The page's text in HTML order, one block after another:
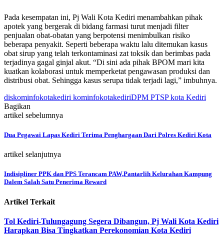
Pada kesempatan ini, Pj Wali Kota Kediri menambahkan pihak
apotek yang bergerak di bidang farmasi turut menjadi filter
penjualan obat-obatan yang berpotensi menimbulkan risiko
beberapa penyakit. Seperti beberapa waktu lalu ditemukan kasus
obat sirup yang telah terkontaminasi zat toksik dan berimbas pada
terjadinya gagal ginjal akut. “Di sini ada pihak BPOM mari kita
kuatkan kolaborasi untuk memperketat pengawasan produksi dan
distribusi obat. Sehingga kasus serupa tidak terjadi lagi,” imbuhnya.
diskominfokotakediri kominfokotakediriDPM PTSP kota Kediri
Bagikan
artikel sebelumnya
Dua Pegawai Lapas Kediri Terima Penghargaan Dari Polres Kediri Kota
artikel selanjutnya
Indisipliner PPK dan PPS Terancam PAW,Pantarlih Kelurahan Kampung
Dalem Salah Satu Penerima Reward
Artikel Terkait
Tol Kediri-Tulungagung Segera Dibangun, Pj Wali Kota Kediri
Harapkan Bisa Tingkatkan Perekonomian Kota Kediri